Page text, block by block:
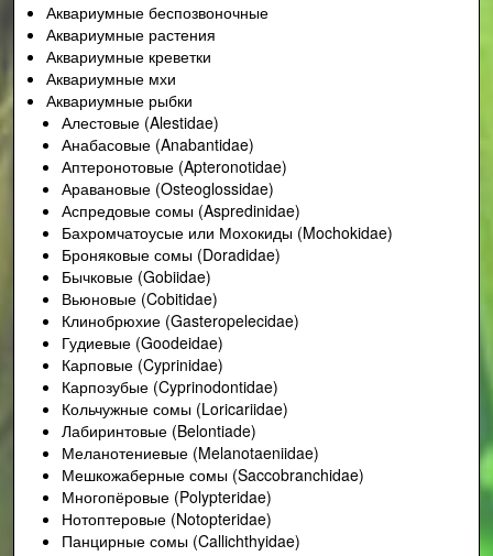
Аквариумные беспозвоночные
Аквариумные растения
Аквариумные креветки
Аквариумные мхи
Аквариумные рыбки
Алестовые (Alestidae)
Анабасовые (Anabantidae)
Аптеронотовые (Apteronotidae)
Аравановые (Osteoglossidae)
Аспредовые сомы (Aspredinidae)
Бахромчатоусые или Мохокиды (Mochokidae)
Броняковые сомы (Doradidae)
Бычковые (Gobiidae)
Вьюновые (Cobitidae)
Клинобрюхие (Gasteropelecidae)
Гудиевые (Goodeidae)
Карповые (Cyprinidae)
Карпозубые (Cyprinodontidae)
Кольчужные сомы (Loricariidae)
Лабиринтовые (Belontiade)
Меланотениевые (Melanotaeniidae)
Мешкожаберные сомы (Saccobranchidae)
Многопёровые (Polypteridae)
Нотоптеровые (Notopteridae)
Панцирные сомы (Callichthyidae)